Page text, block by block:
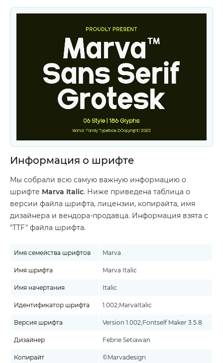
Информация о шрифте
Мы собрали всю самую важную информацию о
шрифте Marva Italic. Ниже приведена таблица о
версии файла шрифта, лицензии, копирайта, имя
дизайнера и вендора-продавца. Информация взята с
"TTF" файла шрифта.
Имя семейства шрифтов Marva
Имя шрифта Marva Italic
Имя начертания Italic
Идентификатор шрифта 1.002;MarvaItalic
Версия шрифта Version 1.002;Fontself Maker 3.5.8
Дизайнер Febrie Setiawan
Копирайт ©Marvadesign